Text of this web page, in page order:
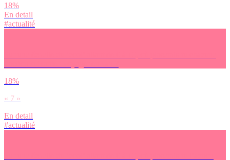
18%
En detail
#actualité
18%
« 7 »
En detail
#actualité